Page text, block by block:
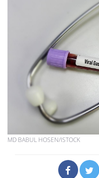
MD BABUL HOSEN/ISTOCK